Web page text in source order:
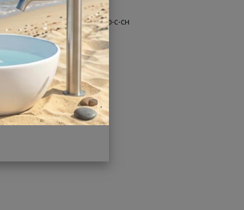
О товаре
Заводской артикул: H-HT-80-C-CH
Производитель:
BAS
Россия
Другие характеристики
Поделиться